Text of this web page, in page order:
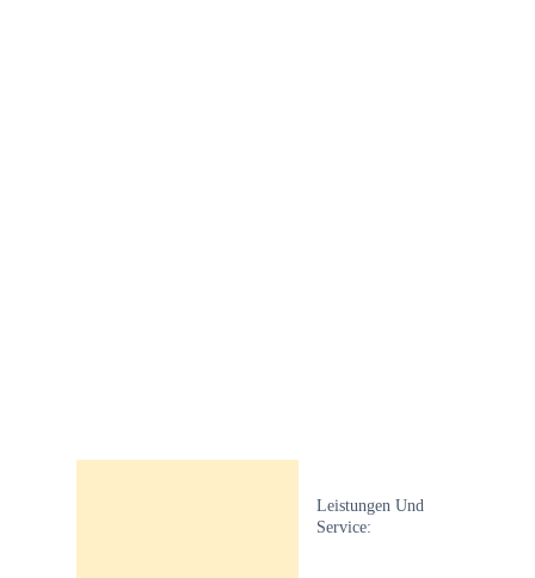
Leistungen Und
Service: